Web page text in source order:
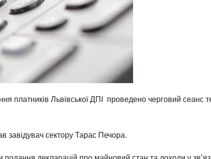
платників Львівської ДПІ проведено черговий сеанс
завідувач сектору Тарас Печора.